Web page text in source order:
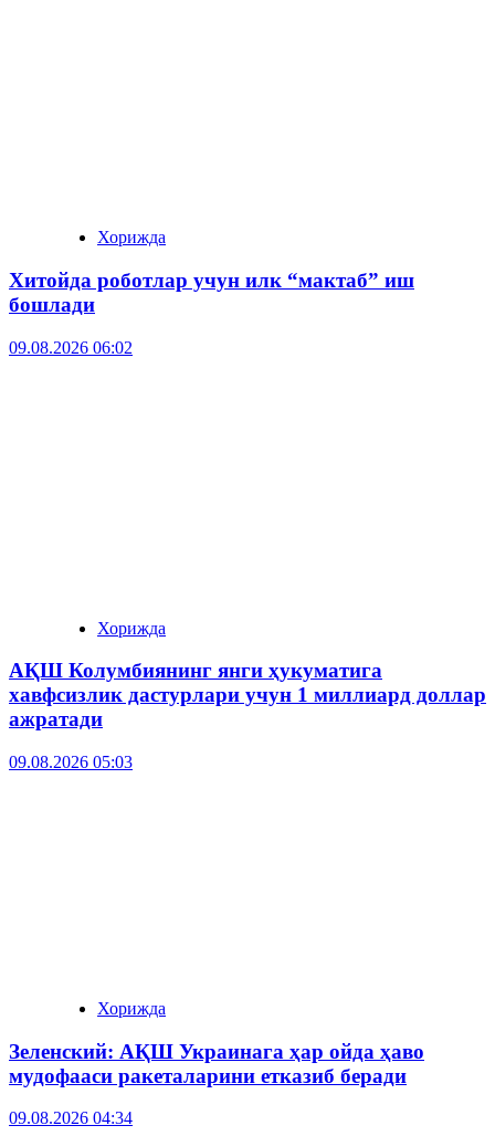
Хорижда
Хитойда роботлар учун илк “мактаб” иш
бошлади
09.08.2026 06:02
Хорижда
АҚШ Колумбиянинг янги ҳукуматига
хавфсизлик дастурлари учун 1 миллиард доллар
ажратади
09.08.2026 05:03
Хорижда
Зеленский: АҚШ Украинага ҳар ойда ҳаво
мудофааси ракеталарини етказиб беради
09.08.2026 04:34